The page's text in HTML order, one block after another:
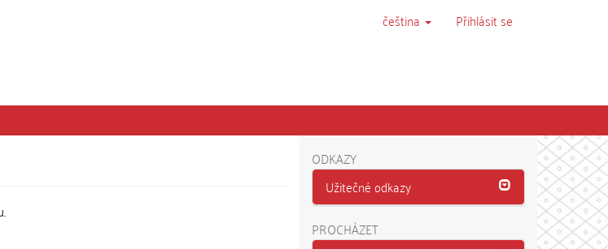
čeština Přihlásit se
ODKAZY
Užitečné odkazy
PROCHÁZET